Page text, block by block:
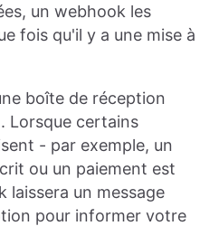
un webhook les
fois qu'il y a une mise à
boîte de réception
Lorsque certains
- par exemple, un
ou un paiement est
un message
pour informer votre